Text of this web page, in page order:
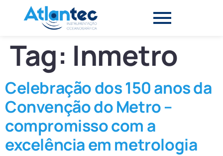
Tag: Inmetro
Celebração dos 150 anos da
Convenção do Metro –
compromisso com a
excelência em metrologia